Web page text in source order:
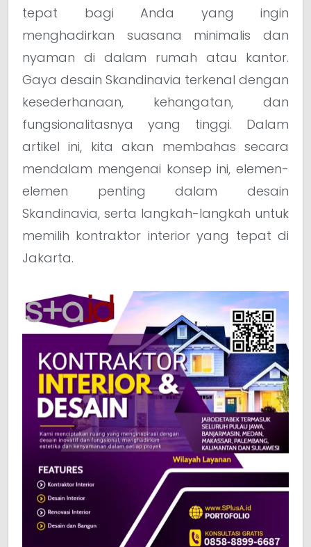
tepat bagi Anda yang ingin
menghadirkan suasana minimalis dan
nyaman di dalam rumah atau kantor.
Gaya desain Skandinavia terkenal dengan
kesederhanaan, kehangatan, dan
fungsionalitasnya yang tinggi. Dalam
artikel ini, kita akan membahas secara
mendalam mengenai konsep ini, elemen-
elemen penting dalam desain
Skandinavia, serta langkah-langkah untuk
memilih kontraktor interior yang tepat di
Jakarta.